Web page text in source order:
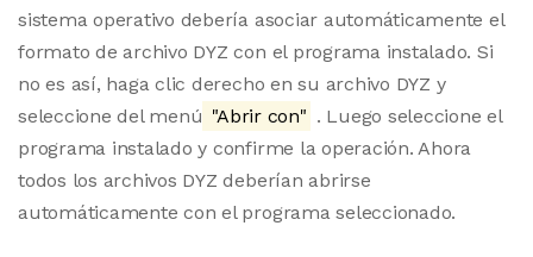
sistema operativo debería asociar automáticamente el
formato de archivo DYZ con el programa instalado. Si
no es así, haga clic derecho en su archivo DYZ y
seleccione del menú "Abrir con" . Luego seleccione el
programa instalado y confirme la operación. Ahora
todos los archivos DYZ deberían abrirse
automáticamente con el programa seleccionado.